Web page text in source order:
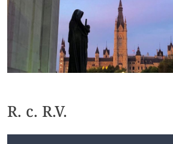
R. c. R.V.